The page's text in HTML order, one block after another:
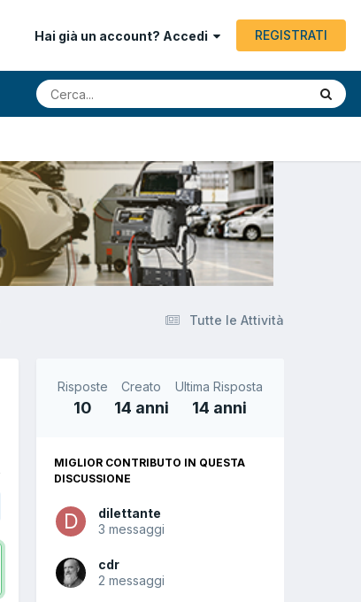
Hai già un account? Accedi REGISTRATI
Tutte le Attività
Risposte
10
Creato
14 anni
Ultima Risposta
14 anni
MIGLIOR CONTRIBUTO IN QUESTA
DISCUSSIONE
dilettante
3 messaggi
cdr
2 messaggi